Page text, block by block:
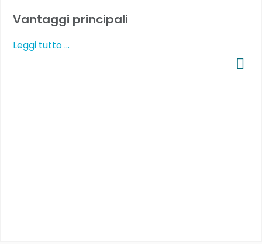
Vantaggi principali
Leggi tutto …